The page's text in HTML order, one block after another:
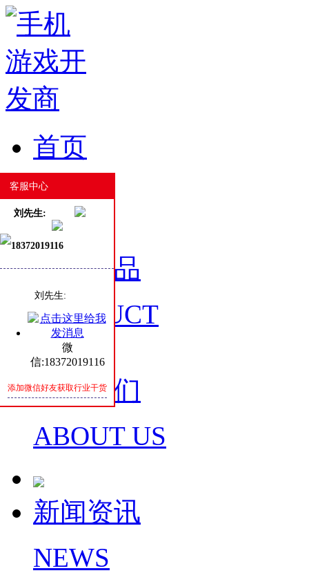
首页
HOME
游戏产品
PRODUCT
关于我们
ABOUT US
新闻资讯
NEWS
客服中心
刘先生:
18372019116
刘先生:
微
信:18372019116
添加微信好友获取行业干货